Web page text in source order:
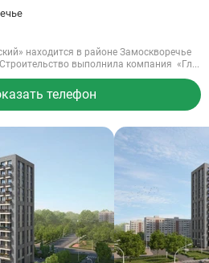
находится в районе Замоскворечье
выполнила компания «Гл...
телефон